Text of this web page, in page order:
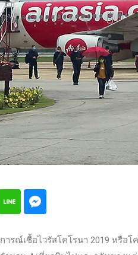
ารณ์เชื้อไวรัสโคโรนา 2019 หรือ